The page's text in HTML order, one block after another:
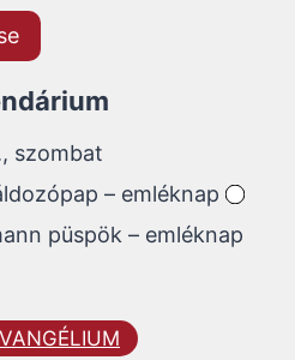
szombat
– emléknap
püspök – emléknap